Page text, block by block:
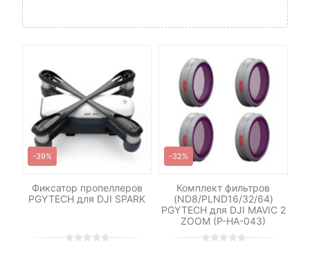
-39%
Фиксатор пропеллеров
PGYTECH для DJI SPARK
-32%
Комплект фильтров
(ND8/PLND16/32/64)
PGYTECH для DJI MAVIC 2
ZOOM (P-HA-043)